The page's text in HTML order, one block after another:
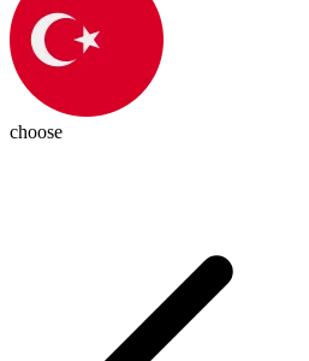
choose